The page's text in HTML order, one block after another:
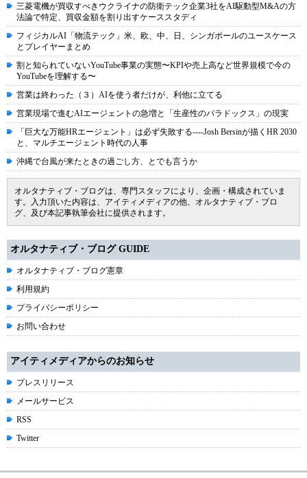
三菱電機が買収すべきウクライナの防衛テック企業3社をAI駆動型M&Aの方
法論で特定、買収金額を割り出すケーススタディ
フィジカルAI「物流テック」米、欧、中、日、シンガポールのユースケース
とプレイヤーまとめ
割と知られていないYouTube事業の実態〜KPIや売上高など世界規模で今の
YouTubeを理解する〜
営業は終わった（３）AIを使う者だけが、利他に立てる
営業現場で進むAIエージェントの急増と「生産性のパラドックス」の現実
「巨大な万能HRエージェント」は必ず失敗する----Josh Bersinが描くHR 2030
と、マルチエージェント時代の人事
沖縄で台風が来たときの過ごし方、とでも言うか
オルタナティブ・ブログは、専門スタッフにより、企画・構成されていま
す。入力頂いた内容は、アイティメディアの他、オルタナティブ・ブロ
グ、及び本記事執筆会社に提供されます。
オルタナティブ・ブログ GUIDE
オルタナティブ・ブログ憲章
利用規約
プライバシーポリシー
お問い合わせ
アイティメディアからのお知らせ
プレスリリース
メールサービス
RSS
Twitter